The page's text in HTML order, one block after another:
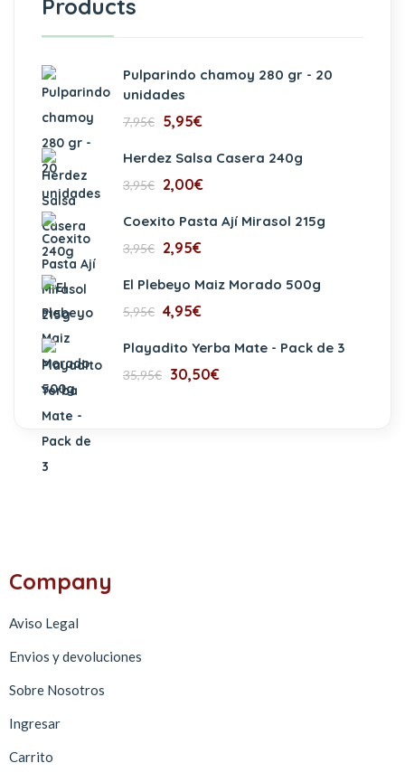
Products
Pulparindo chamoy 280 gr - 20
unidades
7,95€ 5,95€
Herdez Salsa Casera 240g
3,95€ 2,00€
Coexito Pasta Ají Mirasol 215g
3,95€ 2,95€
El Plebeyo Maiz Morado 500g
5,95€ 4,95€
Playadito Yerba Mate - Pack de 3
35,95€ 30,50€
Company
Aviso Legal
Envios y devoluciones
Sobre Nosotros
Ingresar
Carrito